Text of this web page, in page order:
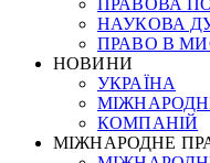
ПРАВОВА
НАУКОВА
ПРАВО В
НОВИНИ
УКРАЇНА
КОМПАНІЙ
МІЖНАРОДНЕ